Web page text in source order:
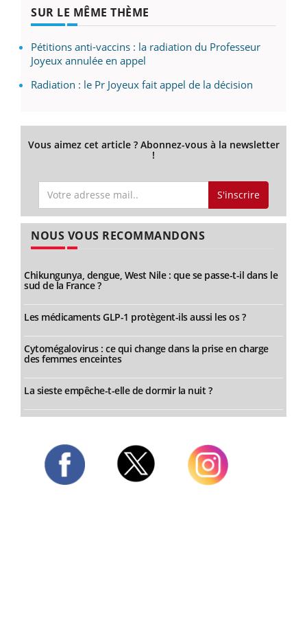
SUR LE MÊME THÈME
Pétitions anti-vaccins : la radiation du Professeur
Joyeux annulée en appel
Radiation : le Pr Joyeux fait appel de la décision
Vous aimez cet article ? Abonnez-vous à la newsletter
!
S'inscrire
NOUS VOUS RECOMMANDONS
Chikungunya, dengue, West Nile : que se passe-t-il dans le
sud de la France ?
Les médicaments GLP-1 protègent-ils aussi les os ?
Cytomégalovirus : ce qui change dans la prise en charge
des femmes enceintes
La sieste empêche-t-elle de dormir la nuit ?